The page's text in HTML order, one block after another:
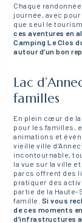
Chaque
journée, avec
que seul le
ces aventures en
Camping Le Clos
autour d’un bon
Lac
familles
En plein cœur de
pour les familles,
animations et
vieille ville
incontournable,
la vue sur la ville
parcs offrent des
pratiquer des
partie de la Haute-
famille. Si vous
de ces moments
d’infrastructures